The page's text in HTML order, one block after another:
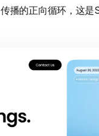
传播的正向循环，这是